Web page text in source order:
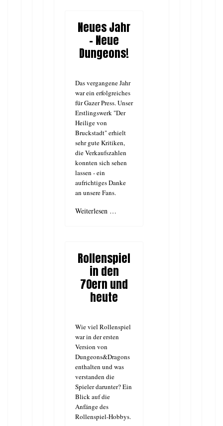
Neues Jahr
- Neue
Dungeons!
Das vergangene Jahr
war ein erfolgreiches
für Gazer Press. Unser
Erstlingswerk "Der
Heilige von
Bruckstadt" erhielt
sehr gute Kritiken,
die Verkaufszahlen
konnten sich sehen
lassen - ein
aufrichtiges Danke
an unsere Fans.
Weiterlesen …
Rollenspiel
in den
70ern und
heute
Wie viel Rollenspiel
war in der ersten
Version von
Dungeons&Dragons
enthalten und was
verstanden die
Spieler darunter? Ein
Blick auf die
Anfänge des
Rollenspiel-Hobbys.